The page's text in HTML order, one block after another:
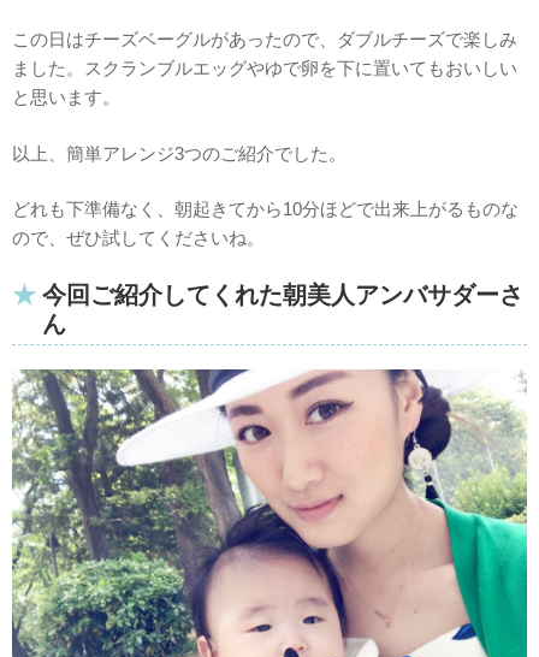
この日はチーズベーグルがあったので、ダブルチーズで楽しみ
ました。スクランブルエッグやゆで卵を下に置いてもおいしい
と思います。
以上、簡単アレンジ3つのご紹介でした。
どれも下準備なく、朝起きてから10分ほどで出来上がるものな
ので、ぜひ試してくださいね。
今回ご紹介してくれた朝美人アンバサダーさ
ん